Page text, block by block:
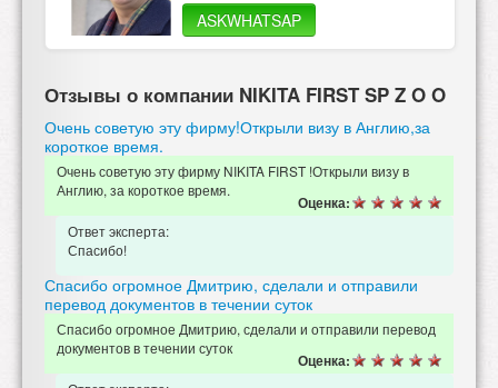
ASKWHATSAP
Отзывы о компании NIKITA FIRST SP Z O O
Очень советую эту фирму!Открыли визу в Англию,за
короткое время.
Очень советую эту фирму NIKITA FIRST !Открыли визу в
Англию, за короткое время.
Оценка:
Ответ эксперта:
Спасибо!
Спасибо огромное Дмитрию, сделали и отправили
перевод документов в течении суток
Спасибо огромное Дмитрию, сделали и отправили перевод
документов в течении суток
Оценка: